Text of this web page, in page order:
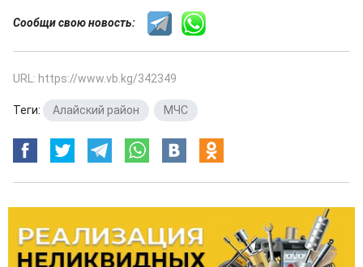
Сообщи свою новость:
URL: https://www.vb.kg/342349
Теги: Алайский район МЧС